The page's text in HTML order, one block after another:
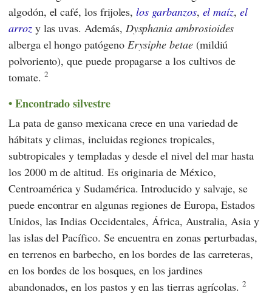
algodón, el café, los frijoles,los garbanzos, el maíz,el
arrozy las uvas. Además, Dysphania ambrosioides
alberga el hongo patógeno Erysiphe betae(mildiú
polvoriento), que puede propagarse a los cultivos de
tomate. 2
Encontrado silvestre
La pata de ganso mexicana crece en una variedad de
hábitats y climas, incluidas regiones tropicales,
subtropicales y templadas y desde el nivel del mar hasta
los 2000 m de altitud. Es originaria de México,
Centroamérica y Sudamérica. Introducido y salvaje, se
puede encontrar en algunas regiones de Europa, Estados
Unidos, las Indias Occidentales, África, Australia, Asia y
las islas del Pacífico. Se encuentra en zonas perturbadas,
en terrenos en barbecho, en los bordes de las carreteras,
en los bordes de los bosques, en los jardines
abandonados, en los pastos y en las tierras agrícolas.2